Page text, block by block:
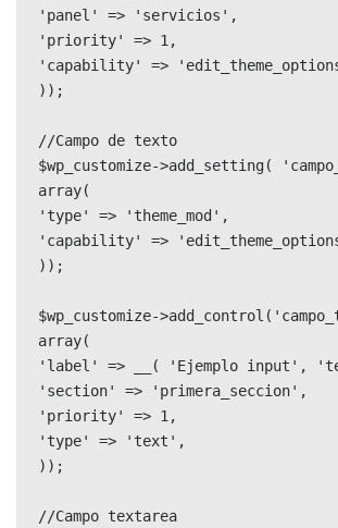
'panel' => 'servicios',
'priority' => 1,
'capability' =>
));
//Campo de texto
$wp_customize->add_setting(
array(
'type' => 'theme_mod',
'capability' =>
));
$wp_customize-
array(
'label' => __( 'Ejemplo input',
'section' => 'primera_seccion',
'priority' => 1,
'type' => 'text',
));
//Campo textarea